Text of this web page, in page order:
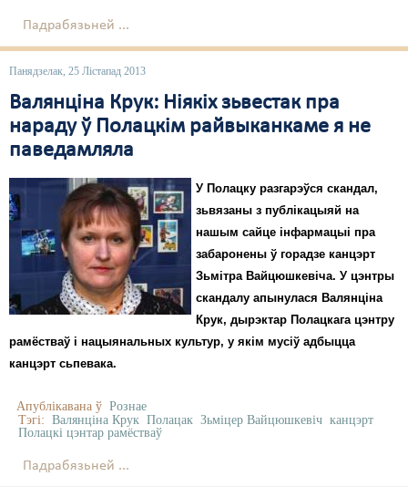
Падрабязьней ...
Панядзелак, 25 Лістапад 2013
Валянціна Крук: Ніякіх зьвестак пра
нараду ў Полацкім райвыканкаме я не
паведамляла
У Полацку разгарэўся скандал,
зьвязаны з публікацыяй на
нашым сайце інфармацыі пра
забаронены ў горадзе канцэрт
Зьмітра Вайцюшкевіча. У цэнтры
скандалу апынулася Валянціна
Крук, дырэктар Полацкага цэнтру
рамёстваў і нацыянальных культур, у якім мусіў адбыцца
канцэрт сьпевака.
Апублікавана ў Рознае
Тэгі: Валянціна Крук Полацак Зьміцер Вайцюшкевіч канцэрт
Полацкі цэнтар рамёстваў
Падрабязьней ...